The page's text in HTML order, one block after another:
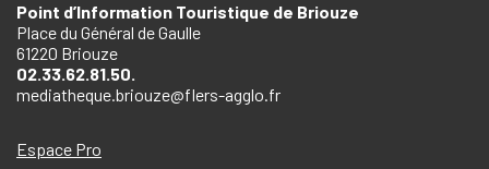
Point d’Information Touristique de Briouze
Place du Général de Gaulle
61220 Briouze
02.33.62.81.50.
mediatheque.briouze@flers-agglo.fr
Espace Pro